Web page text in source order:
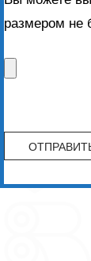
размером не